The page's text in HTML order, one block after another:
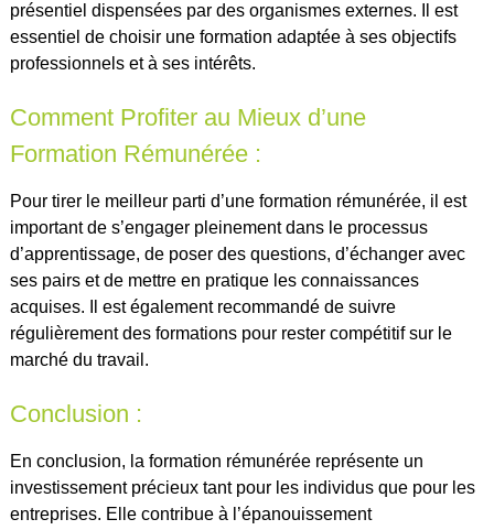
présentiel dispensées par des organismes externes. Il est
essentiel de choisir une formation adaptée à ses objectifs
professionnels et à ses intérêts.
Comment Profiter au Mieux d’une
Formation Rémunérée :
Pour tirer le meilleur parti d’une formation rémunérée, il est
important de s’engager pleinement dans le processus
d’apprentissage, de poser des questions, d’échanger avec
ses pairs et de mettre en pratique les connaissances
acquises. Il est également recommandé de suivre
régulièrement des formations pour rester compétitif sur le
marché du travail.
Conclusion :
En conclusion, la formation rémunérée représente un
investissement précieux tant pour les individus que pour les
entreprises. Elle contribue à l’épanouissement